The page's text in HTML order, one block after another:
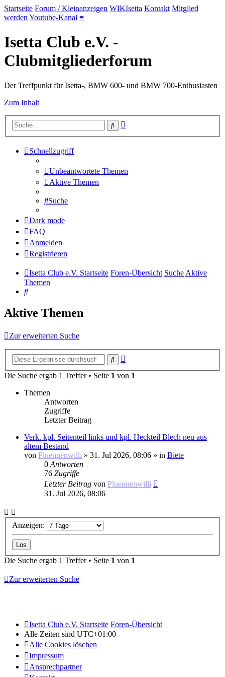
Startseite Forum / Kleinanzeigen WIKIsetta Kontakt Mitglied
werden Youtube-Kanal ≡
Isetta Club e.V. -
Clubmitgliederforum
Der Treffpunkt für Isetta-, BMW 600- und BMW 700-Enthusiasten
Zum Inhalt
Suche
Schnellzugriff
Unbeantwortete Themen
Aktive Themen
Suche
Dark mode
FAQ
Anmelden
Registrieren
Isetta Club e.V. Startseite Foren-Übersicht SucheAktive
Themen
Suche
Aktive Themen
Zur erweiterten Suche
Suche
Die Suche ergab 1 Treffer • Seite 1 von 1
Themen
Antworten
Zugriffe
Letzter Beitrag
Verk. kpl. Seitenteil links und kpl. Heckteil Blech neu aus
altem Bestand
von Pluennenwilli » 31. Jul 2026, 08:06 » in Biete
0 Antworten
76 Zugriffe
Letzter Beitrag von Pluennenwilli
31. Jul 2026, 08:06
Anzeigen:
Die Suche ergab 1 Treffer • Seite 1 von 1
Zur erweiterten Suche
Isetta Club e.V. Startseite Foren-Übersicht
Alle Zeiten sind UTC+01:00
Alle Cookies löschen
Impressum
Ansprechpartner